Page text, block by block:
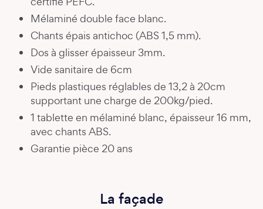
Mélaminé double face blanc.
Chants épais antichoc (ABS 1,5 mm).
Dos à glisser épaisseur 3mm.
Vide sanitaire de 6cm
Pieds plastiques réglables de 13,2 à 20cm
supportant une charge de 200kg/pied.
1 tablette en mélaminé blanc, épaisseur 16 mm,
avec chants ABS.
Garantie pièce 20 ans
La façade